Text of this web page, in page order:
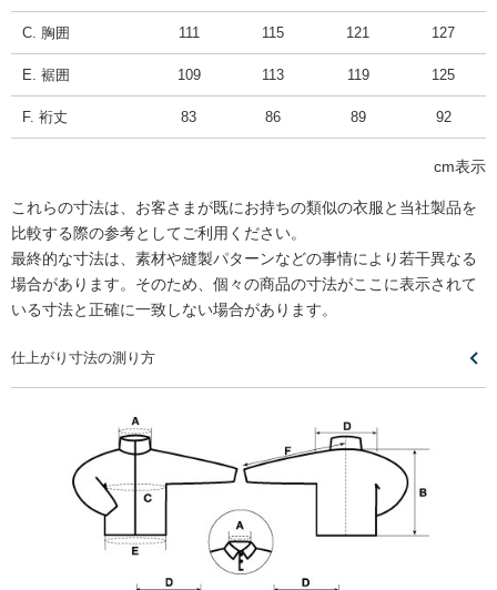
C. 胸囲 111 115 121 127
E. 裾囲 109 113 119 125
F. 裄丈 83 86 89 92
cm表示
これらの寸法は、お客さまが既にお持ちの類似の衣服と当社製品を
比較する際の参考としてご利用ください。
最終的な寸法は、素材や縫製パターンなどの事情により若干異なる
場合があります。そのため、個々の商品の寸法がここに表示されて
いる寸法と正確に一致しない場合があります。
仕上がり寸法の測り方